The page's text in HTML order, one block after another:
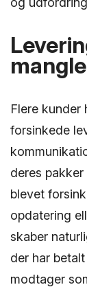
Flere kunder
forsinkede
deres
blevet
opdatering
skaber
der har
modtager